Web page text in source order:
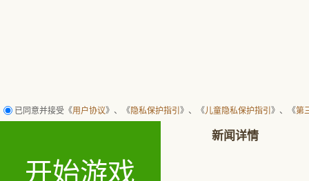
已同意并接受《用户协议》、《隐私保护指引 》、《儿童隐私保护指引 》、《第
开始游戏
新闻详情